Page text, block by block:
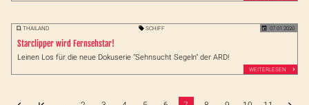
THAILAND SCHIFF 07.01.2020
Starclipper wird Fernsehstar!
Leinen Los für die neue Dokuserie "Sehnsucht Segeln" der ARD!
WEITERLESEN